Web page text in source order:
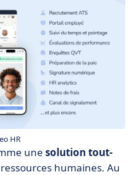
HR
une solution tout-
humaines. Au